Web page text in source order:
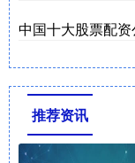
中国十大股票配资
推荐资讯